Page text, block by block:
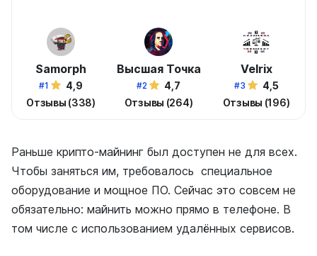
Samorph
#1
4,9
Отзывы (338)
Высшая Точка
#2
4,7
Отзывы (264)
Velrix
#3
4,5
Отзывы (196)
Раньше крипто-майнинг был доступен не для всех.
Чтобы заняться им, требовалось специальное
оборудование и мощное ПО. Сейчас это совсем не
обязательно: майнить можно прямо в телефоне. В
том числе с использованием удалённых сервисов.